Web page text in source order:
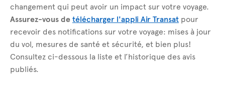
changement qui peut avoir un impact sur votre voyage.
Assurez-vous detélécharger l'appli Air Transat pour
recevoir des notifications sur votre voyage: mises à jour
du vol, mesures de santé et sécurité, et bien plus!
Consultez ci-dessous la liste et l’historique des avis
publiés.